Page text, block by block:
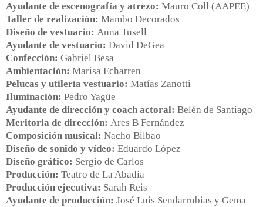
Ayudante de escenografía y atrezo: Mauro Coll (AAPEE)
Taller de realización: Mambo Decorados
Diseño de vestuario: Anna Tusell
Ayudante de vestuario: David DeGea
Confección: Gabriel Besa
Ambientación: Marisa Echarren
Pelucas y utilería vestuario: Matías Zanotti
Iluminación: Pedro Yagüe
Ayudante de dirección y coach actoral: Belén de Santiago
Meritoria de dirección: Ares B Fernández
Composición musical: Nacho Bilbao
Diseño de sonido y vídeo: Eduardo López
Diseño gráfico: Sergio de Carlos
Producción: Teatro de La Abadía
Producción ejecutiva: Sarah Reis
Ayudante de producción: José Luis Sendarrubias y Gema